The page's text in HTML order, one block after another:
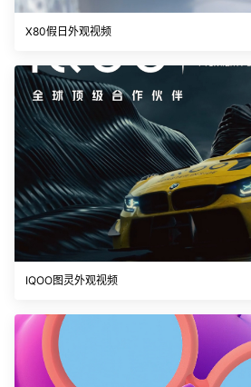
X80假日外观视频
IQOO图灵外观视频